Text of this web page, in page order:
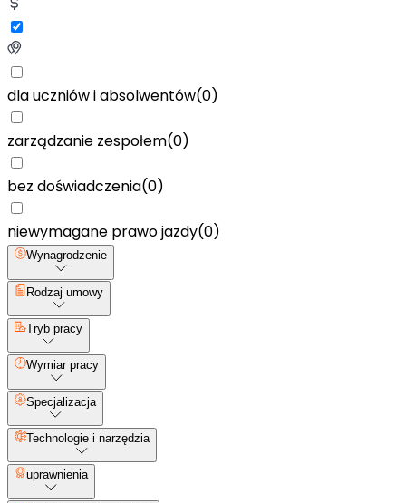
dla uczniów i absolwentów(0)
zarządzanie zespołem(0)
bez doświadczenia(0)
niewymagane prawo jazdy(0)
Wynagrodzenie
Rodzaj umowy
Tryb pracy
Wymiar pracy
Specjalizacja
Technologie i narzędzia
uprawnienia